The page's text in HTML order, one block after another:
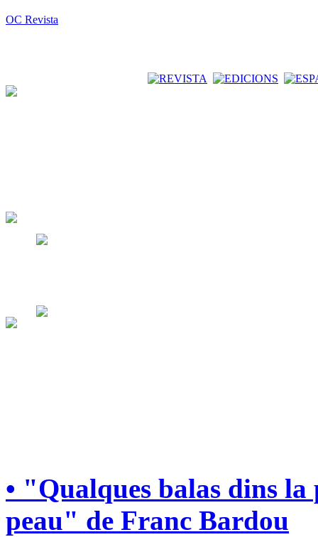
OC Revista
• "Qualques balas dins
peau" de Franc Bardou